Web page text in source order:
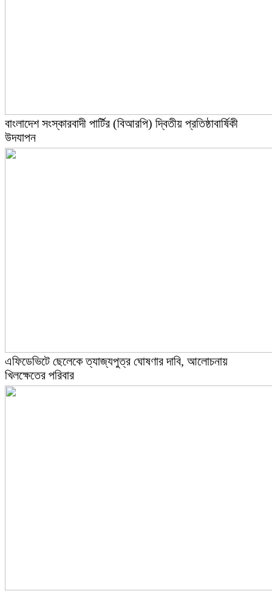
বাংলাদেশ সংস্কারবাদী পার্টির (বিআরপি) দ্বিতীয় প্রতিষ্ঠাবার্ষিকী
উদযাপন
এফিডেভিটে ছেলেকে ত্যাজ্যপুত্র ঘোষণার দাবি, আলোচনায়
খিলক্ষেতের পরিবার